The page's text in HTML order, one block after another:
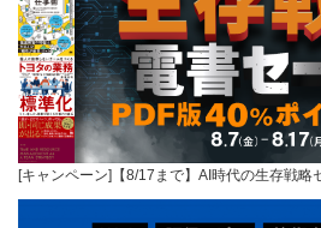
[キャンペーン]【8/17まで】AI時代の生存戦